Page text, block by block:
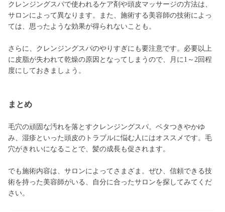
クレンジングスパで使われるケア剤や頭皮マッサージの方法は、
サロンによって異なります。また、施術する美容師の技術によっ
ては、思ったような効果が得られないことも。
さらに、クレンジングスパのやりすぎにも要注意です。必要以上
に皮脂が失われて乾燥の原因となってしまうので、月に1～2回程
度にしておきましょう。
まとめ
毛穴の頑固な汚れを落とすクレンジングスパ。ベタつきやかゆ
み、湿疹といった頭皮のトラブルに悩む人にはオススメです。毛
穴がきれいになることで、髪の成長も促されます。
でも施術内容は、サロンによってさまざま。ぜひ、信頼できる技
術を持った美容師がいる、自分に合ったサロンを探してみてくだ
さい。